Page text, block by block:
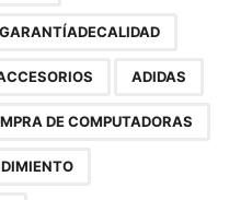
ADIDAS
DE COMPUTADORAS